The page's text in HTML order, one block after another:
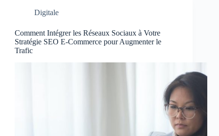
Digitale
Comment Intégrer les Réseaux Sociaux à Votre
Stratégie SEO E-Commerce pour Augmenter le
Trafic